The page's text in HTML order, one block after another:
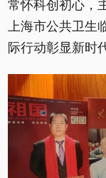
常怀科创初心，
上海市公共卫生
际行动彰显新时